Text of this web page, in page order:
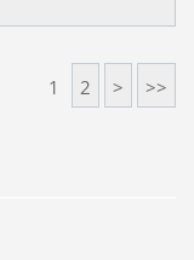
1 2 > >>